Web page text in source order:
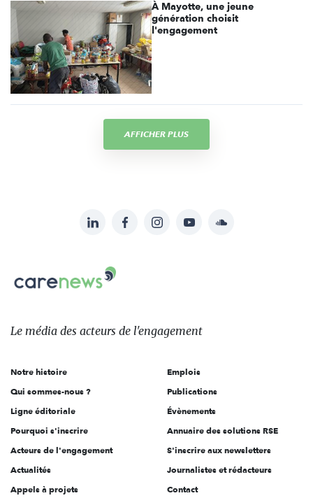
À Mayotte, une jeune
génération choisit
l'engagement
AFFICHER PLUS
sur:
LinkedInFacebookInstagramYouTubeSoundcloud
Carenews,
Le
des
l'engagement
Le média des acteurs de l'engagement
Notre histoire
Qui sommes-nous ?
Ligne éditoriale
Pourquoi s'inscrire
Acteurs de l'engagement
Actualités
Appels à projets
Emplois
Publications
Évènements
Annuaire des solutions RSE
S'inscrire aux newsletters
Journalistes et rédacteurs
Contact